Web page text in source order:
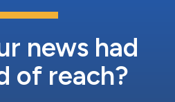
しています。 市場の主要競合他社
スを経て、MANEは、複数地域にま
きる実証済みの能力を評価し、
news had
of reach?